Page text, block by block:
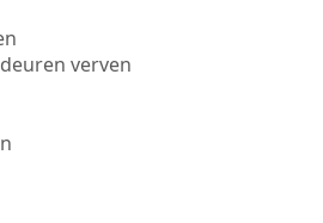
verven